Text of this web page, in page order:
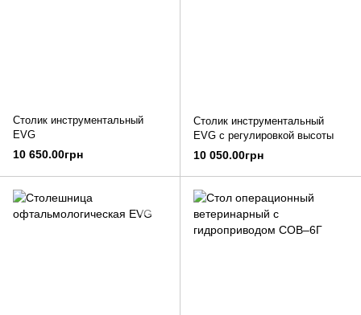
Столик инструментальный
EVG
10 650.00грн
Столик инструментальный
EVG с регулировкой высоты
10 050.00грн